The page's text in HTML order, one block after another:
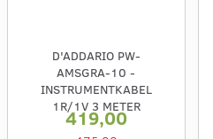
D'ADDARIO PW-
AMSGRA-10 -
INSTRUMENTKABEL
1R/1V 3 METER
419,00